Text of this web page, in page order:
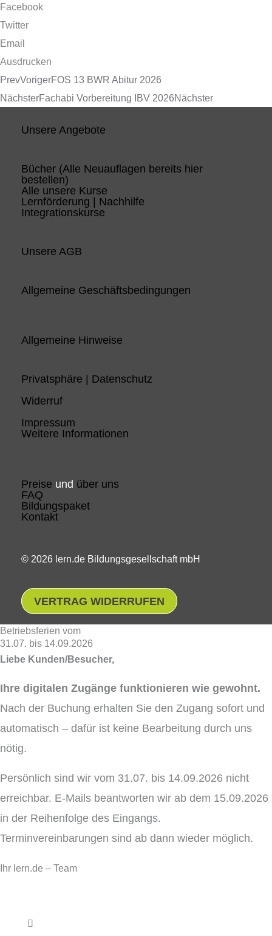
Facebook
Twitter
Email
Ausdrucken
PrevVorigerFOS 13 BWR Abitur 2026
NächsterFachabi Vorbereitung IBV 2026Nächster
Unsere Angebote
Bücher (Alle Neuauflagen bereits hier
bestellen)
Alle unsere Kurse
Lernförderung | Nachhilfe
Integrationskurse
Unsere AGB
Allgemeine Geschäftsbedingungen
Allgemeine Hinweise
Privatsphäre | Datenschutz
Widerruf
Impressum
Weitere Informationen
Preise und über uns
FAQ
Bildungspaket
Kontakt
© 2026 lern.de Bildungsgesellschaft mbH
VERTRAG WIDERRUFEN
Betriebsferien vom
31.07. bis 14.09.2026
Liebe Kunden/Besucher,
Ihre digitalen Zugänge funktionieren wie gewohnt.
Nach der Buchung erhalten Sie den Zugang sofort und
automatisch – dafür ist keine Bearbeitung durch uns
nötig.
Persönlich sind wir vom 31.07. bis 14.09.2026 nicht
erreichbar. E-Mails beantworten wir ab dem 15.09.2026
in der Reihenfolge des Eingangs.
Terminvereinbarungen sind ab dann wieder möglich.
Ihr lern.de – Team